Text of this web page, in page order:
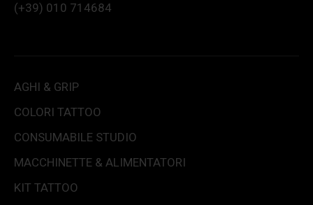
(+39) 010 714684
AGHI & GRIP
COLORI TATTOO
CONSUMABILE STUDIO
MACCHINETTE & ALIMENTATORI
KIT TATTOO